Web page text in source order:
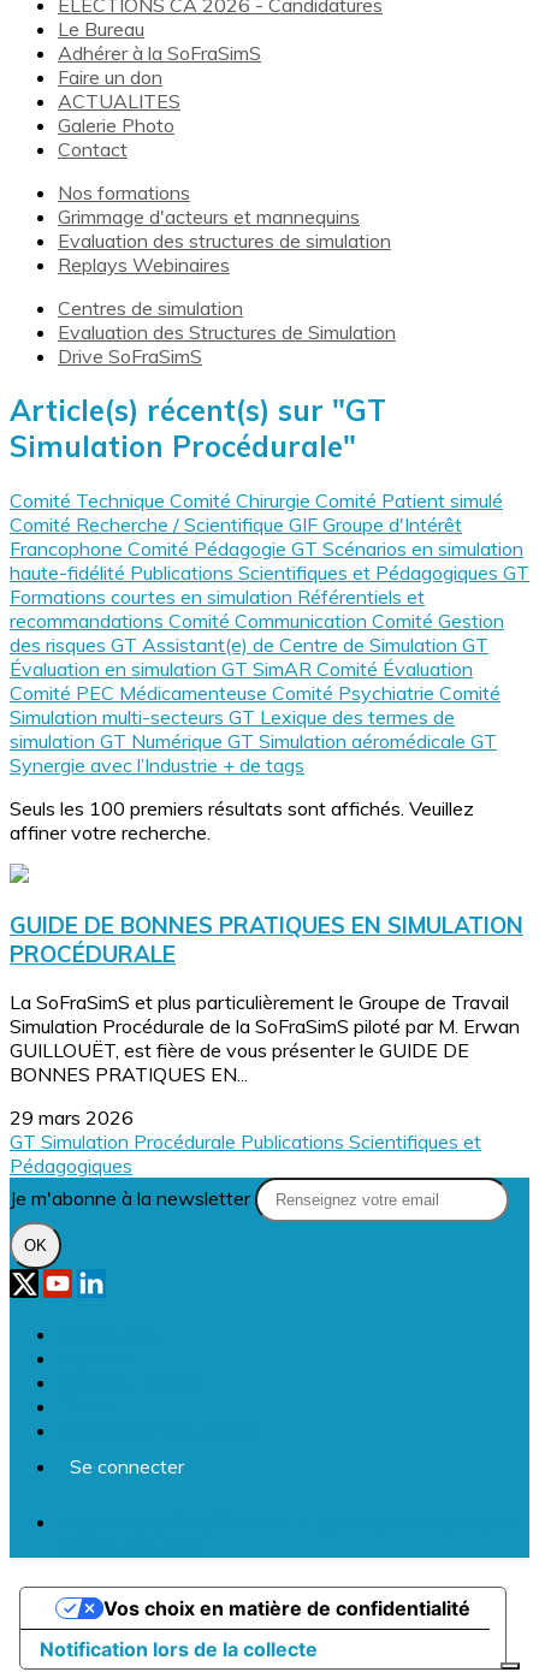
ELECTIONS CA 2026 - Candidatures
Le Bureau
Adhérer à la SoFraSimS
Faire un don
ACTUALITES
Galerie Photo
Contact
Nos formations
Grimmage d'acteurs et mannequins
Evaluation des structures de simulation
Replays Webinaires
Centres de simulation
Evaluation des Structures de Simulation
Drive SoFraSimS
Article(s) récent(s) sur "GT
Simulation Procédurale"
Comité Technique Comité Chirurgie Comité Patient simulé
Comité Recherche / Scientifique GIF Groupe d'Intérêt
Francophone Comité Pédagogie GT Scénarios en simulation
haute-fidélité Publications Scientifiques et Pédagogiques GT
Formations courtes en simulation Référentiels et
recommandations Comité Communication Comité Gestion
des risques GT Assistant(e) de Centre de Simulation GT
Évaluation en simulation GT SimAR Comité Évaluation
Comité PEC Médicamenteuse Comité Psychiatrie Comité
Simulation multi-secteurs GT Lexique des termes de
simulation GT Numérique GT Simulation aéromédicale GT
Synergie avec l’Industrie + de tags
Seuls les 100 premiers résultats sont affichés. Veuillez
affiner votre recherche.
GUIDE DE BONNES PRATIQUES EN SIMULATION
PROCÉDURALE
La SoFraSimS et plus particulièrement le Groupe de Travail
Simulation Procédurale de la SoFraSimS piloté par M. Erwan
GUILLOUËT, est fière de vous présenter le GUIDE DE
BONNES PRATIQUES EN...
29 mars 2026
GT Simulation Procédurale Publications Scientifiques et
Pédagogiques
Je m'abonne à la newsletter
OK
Se connecter
Notification lors de la collecte
Vos choix en matière de confidentialité